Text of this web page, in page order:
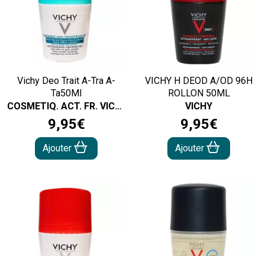
Vichy Deo Trait A-Tra A-
Ta50Ml
COSMETIQ. ACT. FR. VICHY
9,95€
Ajouter
VICHY H DEOD A/OD 96H
ROLLON 50ML
VICHY
9,95€
Ajouter